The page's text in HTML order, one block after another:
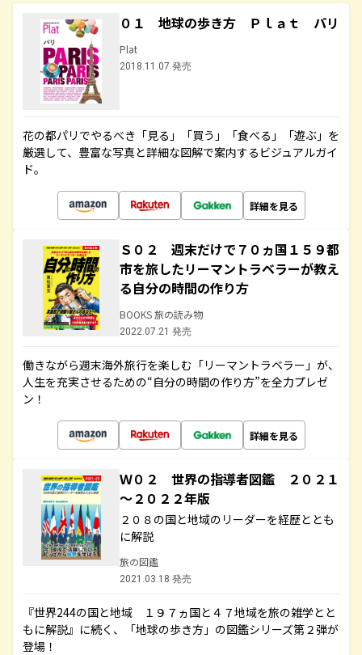
０１ 地球の歩き方 Ｐｌａｔ パリ
Plat
2018.11.07 発売
花の都パリでやるべき「見る」「買う」「食べる」「遊ぶ」を
厳選して、豊富な写真と詳細な図解で案内するビジュアルガイ
ド。
詳細を見る
Ｓ０２ 週末だけで７０ヵ国１５９都
市を旅したリーマントラベラーが教え
る自分の時間の作り方
BOOKS 旅の読み物
2022.07.21 発売
働きながら週末海外旅行を楽しむ「リーマントラベラー」が、
人生を充実させるための“自分の時間の作り方”を全力プレゼ
ン！
詳細を見る
Ｗ０２ 世界の指導者図鑑 ２０２１
～２０２２年版
２０８の国と地域のリーダーを経歴ととも
に解説
旅の図鑑
2021.03.18 発売
『世界244の国と地域 １９７ヵ国と４７地域を旅の雑学とと
もに解説』に続く、「地球の歩き方」の図鑑シリーズ第２弾が
登場！